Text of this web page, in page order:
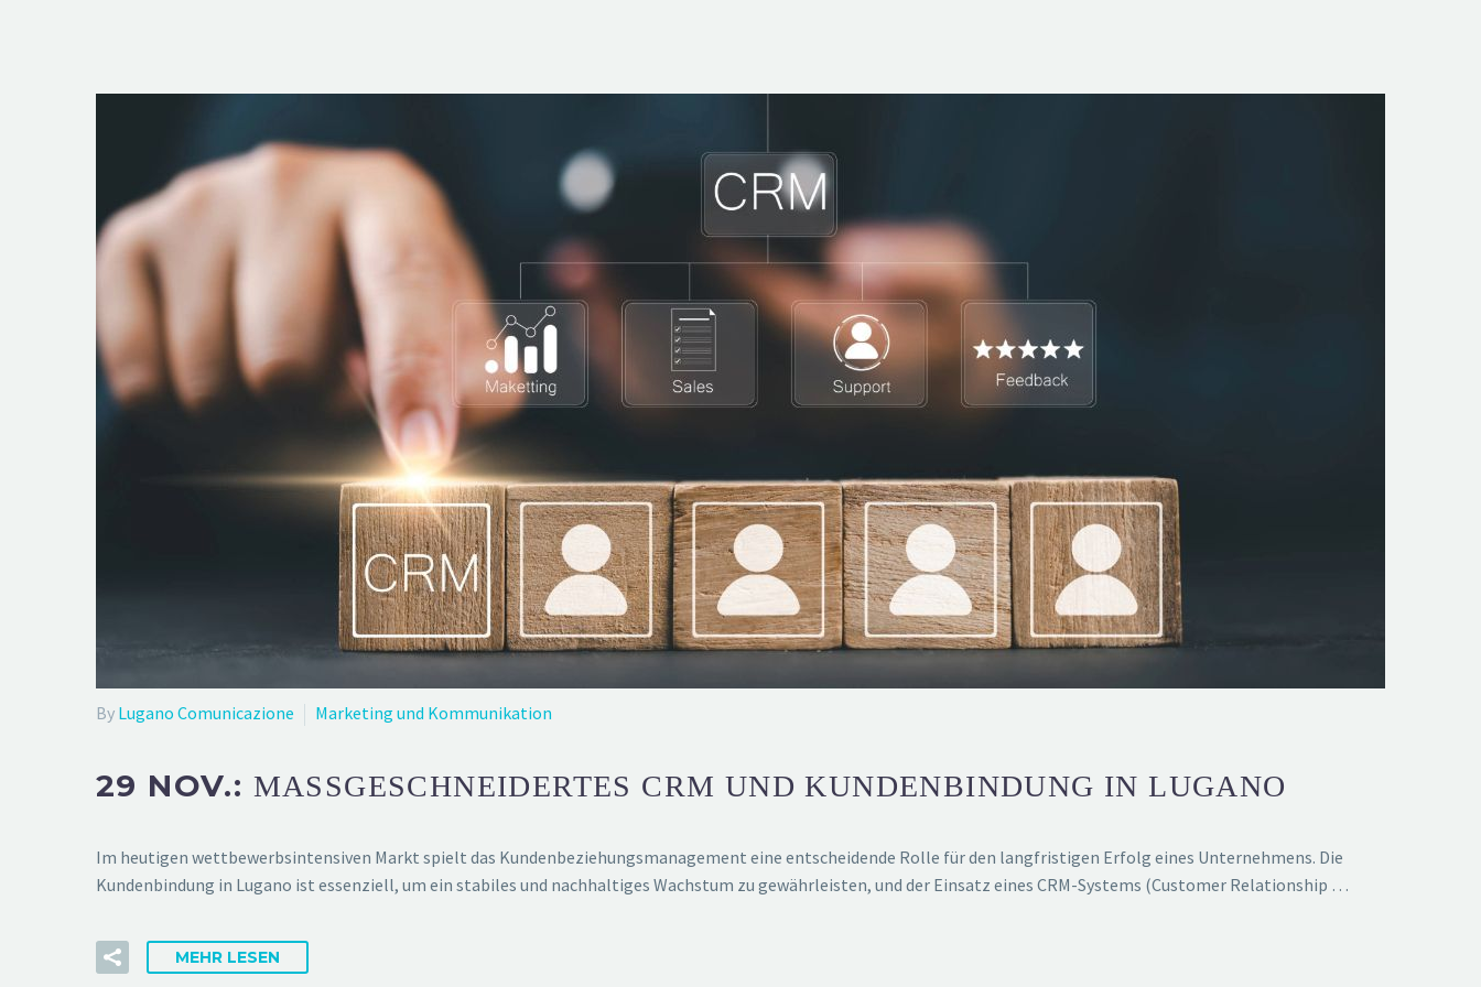
By Lugano Comunicazione Marketing und Kommunikation
29 NOV.: MASSGESCHNEIDERTES CRM UND KUNDENBINDUNG IN LUGANO
Im heutigen wettbewerbsintensiven Markt spielt das Kundenbeziehungsmanagement eine entscheidende Rolle für den langfristigen Erfolg eines Unternehmens. Die
Kundenbindung in Lugano ist essenziell, um ein stabiles und nachhaltiges Wachstum zu gewährleisten, und der Einsatz eines CRM-Systems (Customer Relationship …
MEHR LESEN